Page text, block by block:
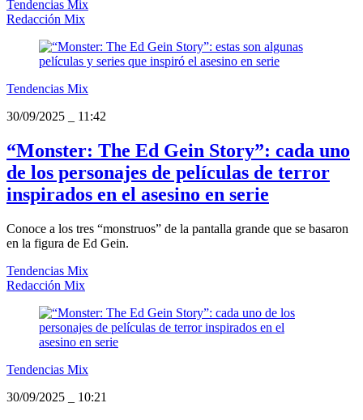
Tendencias Mix
Redacción Mix
Tendencias Mix
30/09/2025
11:42
“Monster: The Ed Gein Story”: cada uno
de los personajes de películas de terror
inspirados en el asesino en serie
Conoce a los tres “monstruos” de la pantalla grande que se basaron
en la figura de Ed Gein.
Tendencias Mix
Redacción Mix
Tendencias Mix
30/09/2025
10:21